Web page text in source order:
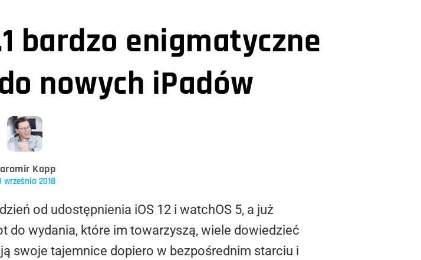
bardzo enigmatyczne
nowych iPadów
Kopp
września 2018
od udostępnienia iOS 12 i watchOS 5, a już
do wydania, które im towarzyszą, wiele dowiedzieć
swoje tajemnice dopiero w bezpośrednim starciu i